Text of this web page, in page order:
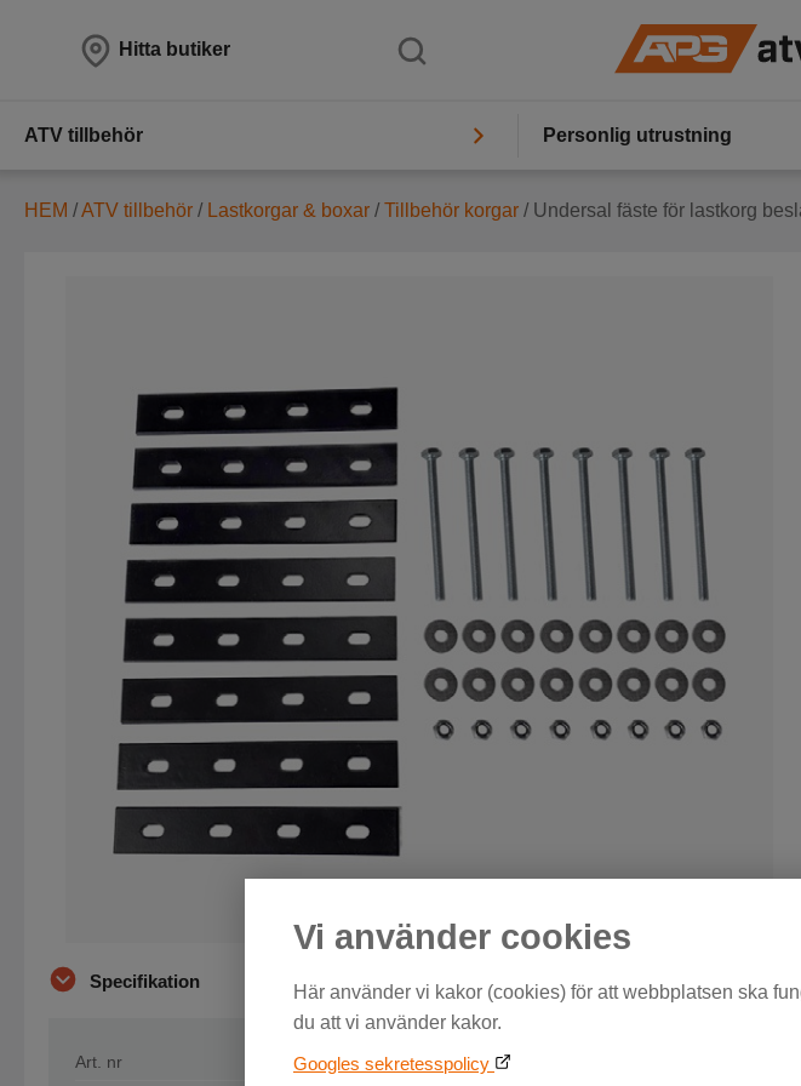
Vi använder cookies
Här använder vi kakor (cookies) för att webbplatsen ska
du att vi använder kakor.
Googles sekretesspolicy
Hitta butiker
ATV tillbehör Personlig utrustning
HEM /ATV tillbehör / Lastkorgar & boxar / Tillbehör korgar / Undersal fäste för lastkorg
Specifikation
Art. nr
11-001-4